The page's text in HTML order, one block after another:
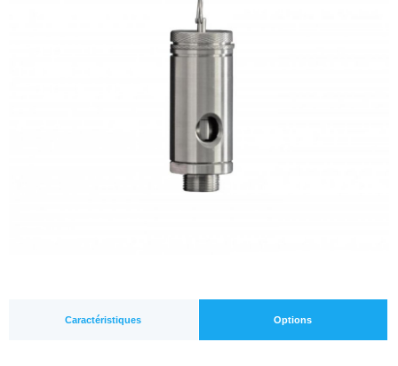
Caractéristiques Options